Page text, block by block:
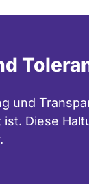
und
Diese